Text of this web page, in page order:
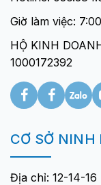
Giờ làm việc:
HỘ KINH
1000172392
CƠ SỞ
Địa chỉ: 12-14-